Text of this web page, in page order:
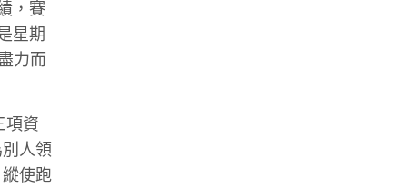
，賽
星期
力而
項資
人領
使跑